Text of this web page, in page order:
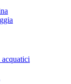
acquatici